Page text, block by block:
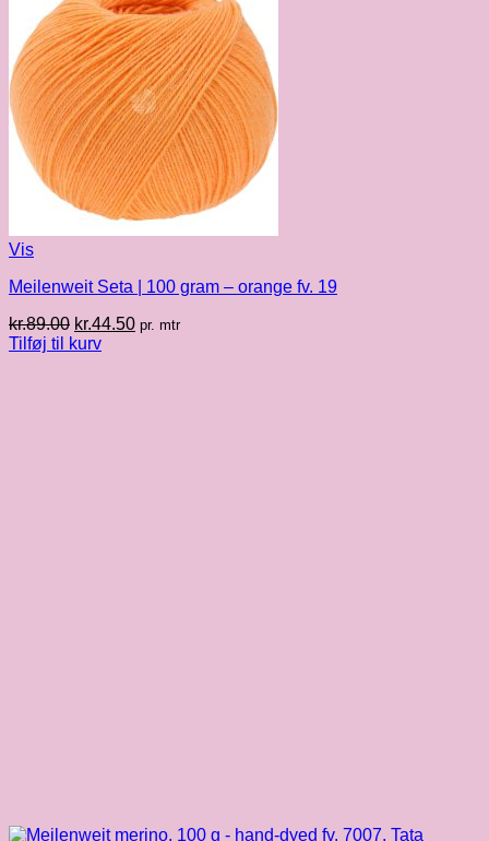
Vis
Meilenweit Seta | 100 gram – orange fv. 19
kr.89.00 Den
oprindelige
kr.44.50Den
pr. mtr
Tilføj til kurv